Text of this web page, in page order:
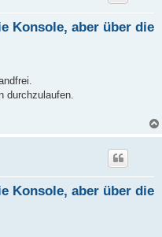
Konsole, aber über die
durchzulaufen.
Konsole, aber über die